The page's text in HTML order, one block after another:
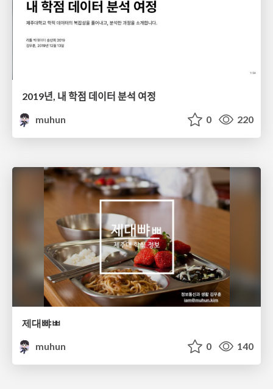
2019년, 내 학점 데이터 분석 여정
muhun
0 220
제대뺘ㅃ
muhun
0 140